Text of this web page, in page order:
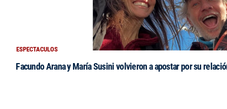
ESPECTACULOS
Facundo Arana y María Susini volvieron a apostar por su